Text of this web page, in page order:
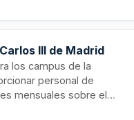
III de Madrid
los campus de la
personal de
mensuales sobre el